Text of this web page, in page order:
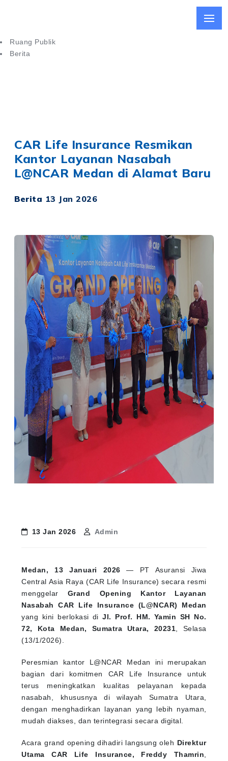
Ruang Publik
Berita
CAR Life Insurance Resmikan
Kantor Layanan Nasabah
L@NCAR Medan di Alamat Baru
Berita 13 Jan 2026
13 Jan 2026 Admin
Medan, 13 Januari 2026 — PT Asuransi Jiwa
Central Asia Raya (CAR Life Insurance) secara resmi
menggelar Grand Opening Kantor Layanan
Nasabah CAR Life Insurance (L@NCAR) Medan
yang kini berlokasi di
Jl. Prof. HM. Yamin SH No.
72, Kota Medan, Sumatra Utara, 20231
, Selasa
(13/1/2026).
Peresmian kantor L@NCAR Medan ini merupakan
bagian dari komitmen CAR Life Insurance untuk
terus meningkatkan kualitas pelayanan kepada
nasabah, khususnya di wilayah Sumatra Utara,
dengan menghadirkan layanan yang lebih nyaman,
mudah diakses, dan terintegrasi secara digital.
Acara grand opening dihadiri langsung oleh Direktur
Utama CAR Life Insurance, Freddy Thamrin